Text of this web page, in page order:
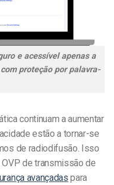
e acessível apenas a
proteção por palavra-
continuam a aumentar
estão a tornar-se
de radiodifusão. Isso
de transmissão de
avançadas para